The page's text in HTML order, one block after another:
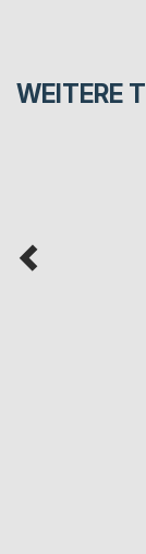
WEITERE